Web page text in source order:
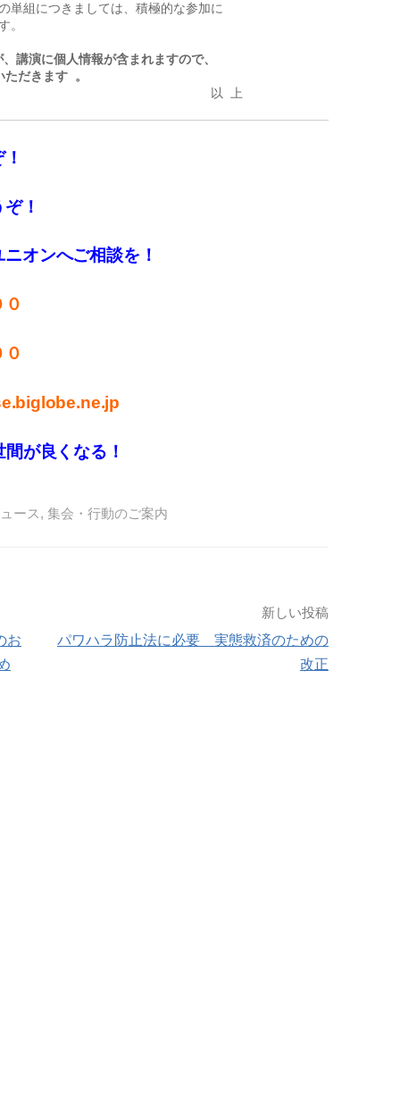
つきましては、積極的な参加に
講演に個人情報が含まれますので、
だきます 。
以 上
！
オンへご相談を！
が良くなる！
ース , 集会・行動のご案内
お
新しい投稿
パワハラ防止法に必要 実態救済のための
改正